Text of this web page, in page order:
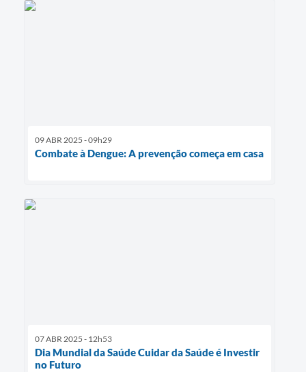
09 ABR 2025 - 09h29
Combate à Dengue: A prevenção começa em casa
07 ABR 2025 - 12h53
Dia Mundial da Saúde Cuidar da Saúde é Investir
no Futuro